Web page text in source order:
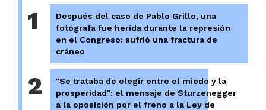
1
Después del caso de Pablo Grillo, una
fotógrafa fue herida durante la represión
en el Congreso: sufrió una fractura de
cráneo
2
"Se trataba de elegir entre el miedo y la
prosperidad": el mensaje de Sturzenegger
a la oposición por el freno a la Ley de